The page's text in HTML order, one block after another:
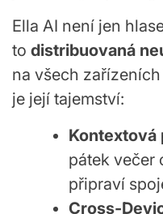
Ella AI není jen
to distribuovaná
na všech
je její tajemství:
Kontextová
pátek večer
připraví
Cross-